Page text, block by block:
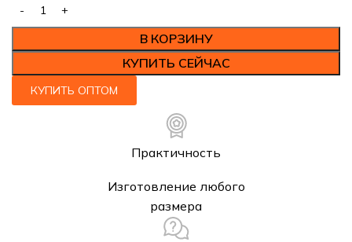
В КОРЗИНУ
КУПИТЬ СЕЙЧАС
КУПИТЬ ОПТОМ
Практичность
Изготовление любого
размера